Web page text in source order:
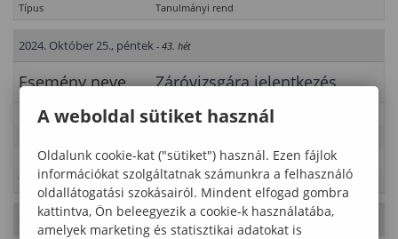
Típus
Tanulmányi rend
2024. Október 25., péntek - 43. hét
Esemény neve Záróvizsgára jelentkezés
Leírás
Kategória
Erdőmérnöki Kar
Típus
Tanulmányi rend
2024. Október 26., szombat - 43. hét
A weboldal sütiket használ
Oldalunk cookie-kat ("sütiket") használ. Ezen fájlok
információkat szolgáltatnak számunkra a felhasználó
oldallátogatási szokásairól. Mindent elfogad gombra
kattintva, Ön beleegyezik a cookie-k használatába,
amelyek marketing és statisztikai adatokat is